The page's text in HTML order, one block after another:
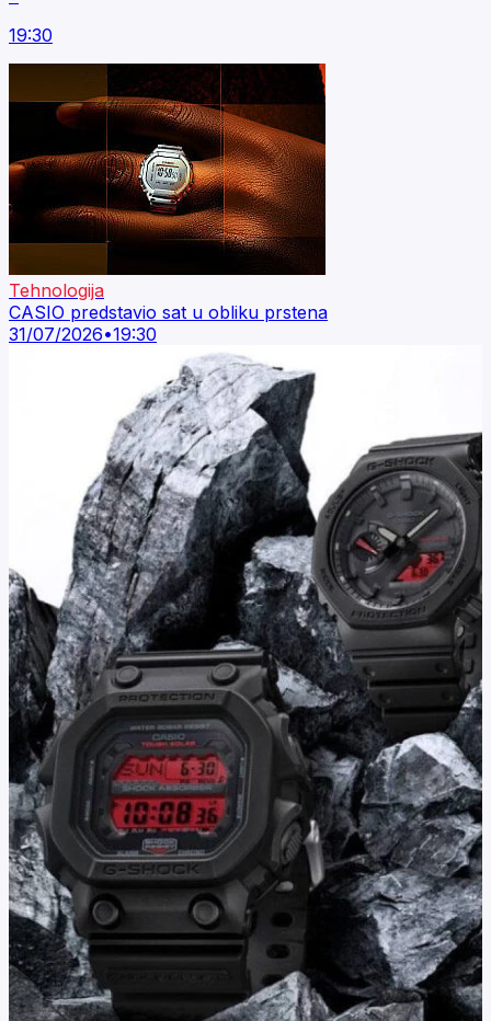
19:30
Tehnologija
CASIO predstavio sat u obliku prstena
31/07/2026•19:30